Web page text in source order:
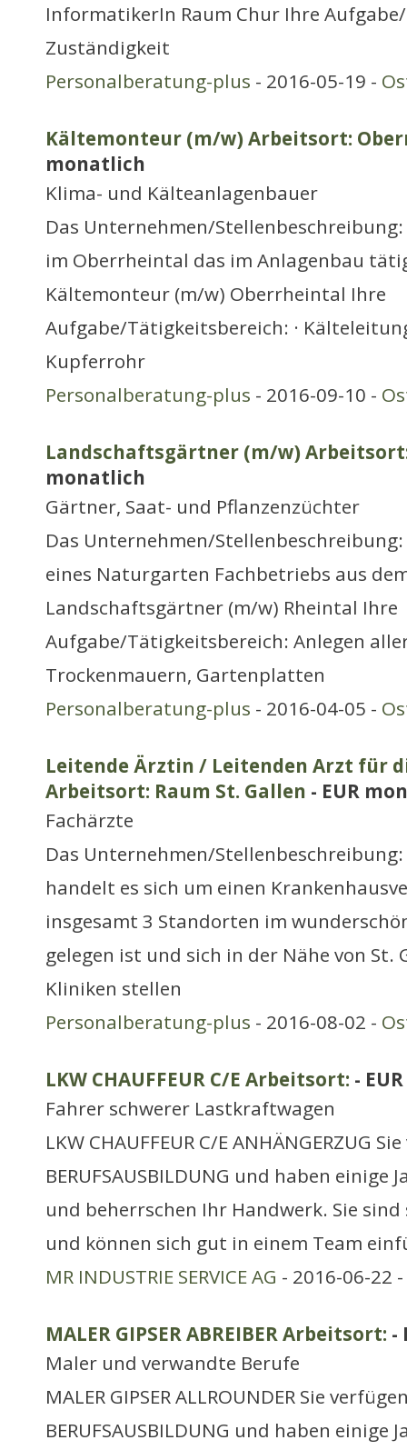
InformatikerIn Raum Chur Ihre
Zuständigkeit
Personalberatung-plus - 2016-05-19 -
Kältemonteur (m/w) Arbeitsort:
monatlich
Klima- und Kälteanlagenbauer
Das Unternehmen/
im Oberrheintal das im Anlagenbau
Kältemonteur (m/w) Oberrheintal Ihre
Aufgabe/Tätigkeitsbereich: ·
Kupferrohr
Personalberatung-plus - 2016-09-10 -
Landschaftsgärtner (m/w)
monatlich
Gärtner, Saat- und Pflanzenzüchter
Das Unternehmen/
eines Naturgarten Fachbetriebs aus
Landschaftsgärtner (m/w) Rheintal Ihre
Aufgabe/Tätigkeitsbereich: Anlegen
Trockenmauern, Gartenplatten
Personalberatung-plus - 2016-04-05 -
Leitende Ärztin / Leitenden Arzt für
Arbeitsort: Raum St. Gallen - EUR
Fachärzte
Das Unternehmen/
handelt es sich um einen
insgesamt 3 Standorten im
gelegen ist und sich in der Nähe von St.
Kliniken stellen
Personalberatung-plus - 2016-08-02 -
LKW CHAUFFEUR C/E Arbeitsort: -
Fahrer schwerer Lastkraftwagen
LKW CHAUFFEUR C/E ANHÄNGERZUG
BERUFSAUSBILDUNG und haben
und beherrschen Ihr Handwerk. Sie
und können sich gut in einem Team
MR INDUSTRIE SERVICE AG - 2016-06-22 -
MALER GIPSER ABREIBER Arbeitsort: -
Maler und verwandte Berufe
MALER GIPSER ALLROUNDER Sie
BERUFSAUSBILDUNG und haben